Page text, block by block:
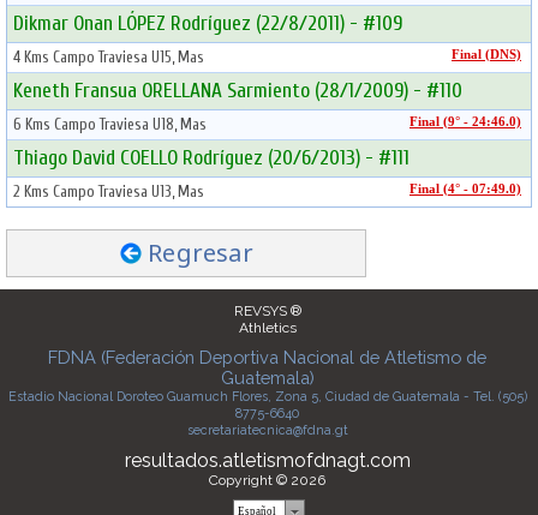
Dikmar Onan LÓPEZ Rodríguez (22/8/2011) - #109
4 Kms Campo Traviesa U15, Mas Final (DNS)
Keneth Fransua ORELLANA Sarmiento (28/1/2009) - #110
6 Kms Campo Traviesa U18, Mas Final (9° - 24:46.0)
Thiago David COELLO Rodríguez (20/6/2013) - #111
2 Kms Campo Traviesa U13, Mas Final (4° - 07:49.0)
Regresar
REVSYS ®
Athletics
FDNA (Federación Deportiva Nacional de Atletismo de
Guatemala)
Estadio Nacional Doroteo Guamuch Flores, Zona 5, Ciudad de Guatemala - Tel. (505)
8775-6640
secretariatecnica@fdna.gt
resultados.atletismofdnagt.com
Copyright © 2026